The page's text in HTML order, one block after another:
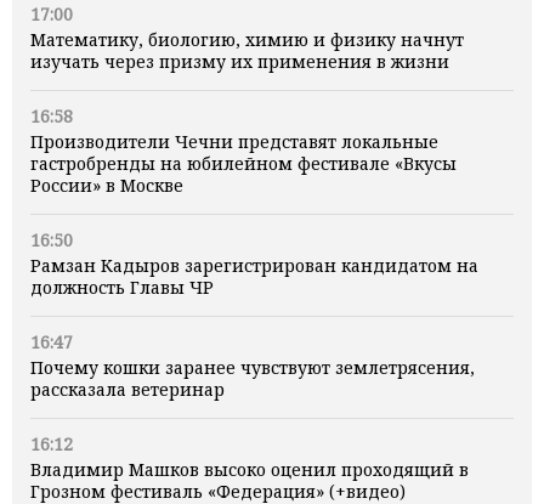
17:00
Математику, биологию, химию и физику начнут
изучать через призму их применения в жизни
16:58
Производители Чечни представят локальные
гастробренды на юбилейном фестивале «Вкусы
России» в Москве
16:50
Рамзан Кадыров зарегистрирован кандидатом на
должность Главы ЧР
16:47
Почему кошки заранее чувствуют землетрясения,
рассказала ветеринар
16:12
Владимир Машков высоко оценил проходящий в
Грозном фестиваль «Федерация» (+видео)